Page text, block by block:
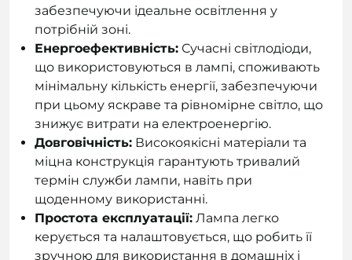
забезпечуючи ідеальне освітлення у
потрібній зоні.
Енергоефективність: Сучасні світлодіоди,
що використовуються в лампі, споживають
мінімальну кількість енергії, забезпечуючи
при цьому яскраве та рівномірне світло, що
знижує витрати на електроенергію.
Довговічність: Високоякісні матеріали та
міцна конструкція гарантують тривалий
термін служби лампи, навіть при
щоденному використанні.
Простота експлуатації: Лампа легко
керується та налаштовується, що робить її
зручною для використання в домашніх і